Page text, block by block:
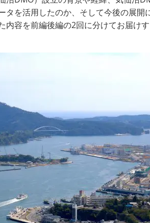
タを活用したのか、そして今後の展
容を前編後編の2回に分けてお届けす